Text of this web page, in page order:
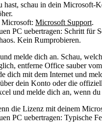
schau in dein Microsoft-
Microsoft: Microsoft Support.
PC uebertragen: Schritt für
Kein Rumprobieren.
melde dich an. Schau,
entferne Office sauber
dich mit dem Internet und
dein Konto oder die
und melde dich an, wenn
die Lizenz mit deinem
PC uebertragen: Typische